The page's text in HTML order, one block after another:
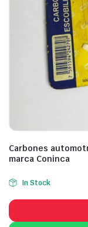
Carbones
marca Coninca
In Stock